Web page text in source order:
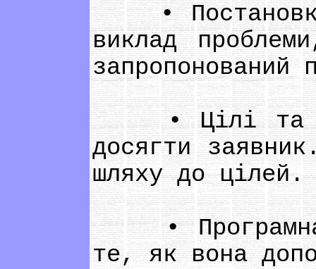
• Постановка
виклад
запропонований
• Цілі та
досягти
шляху до цілей.
• Програмна
те, як вона